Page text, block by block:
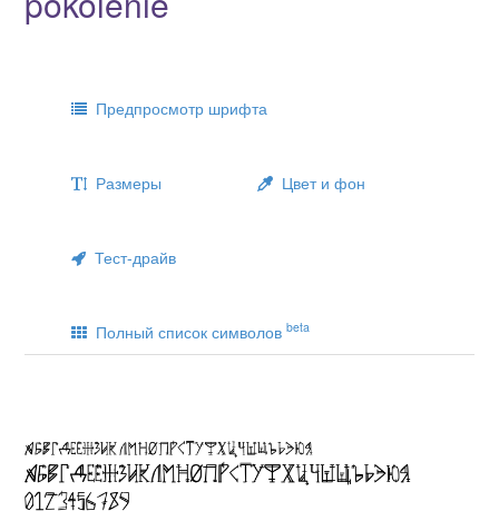
Предпросмотр шрифта
Размеры Цвет и фон
Тест-драйв
Полный список символов beta